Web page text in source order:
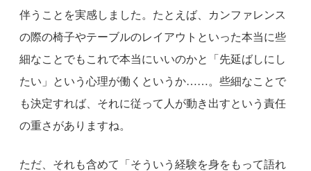
伴うことを実感しました。たとえば、カンファレンス
の際の椅子やテーブルのレイアウトといった本当に些
細なことでもこれで本当にいいのかと「先延ばしにし
たい」という心理が働くというか……。些細なことで
も決定すれば、それに従って人が動き出すという責任
の重さがありますね。
ただ、それも含めて「そういう経験を身をもって語れ